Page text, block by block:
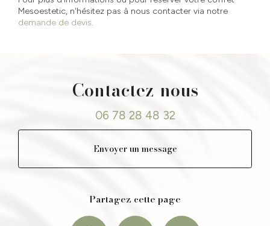
Mesoestetic, n'hésitez pas à nous contacter via notre
demande de devis.
Contactez-nous
06 78 28 48 32
Envoyer un message
Partagez cette page
Facebook